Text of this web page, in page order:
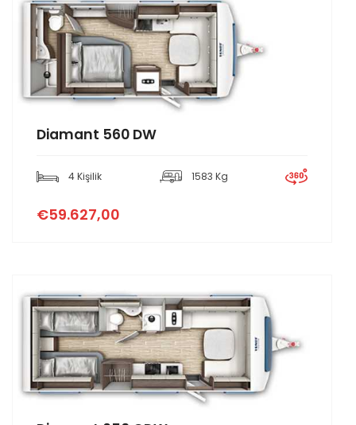
Diamant 560 DW
4 Kişilik 1583 Kg
€59.627,00